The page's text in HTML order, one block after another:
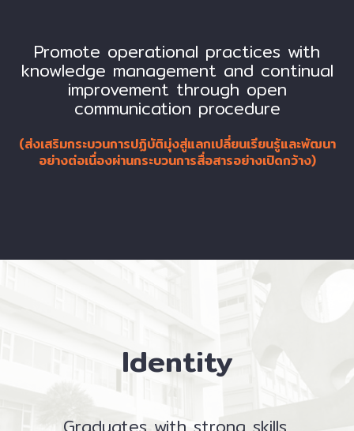
Promote operational practices with
knowledge management and continual
improvement through open
communication procedure
(ส่งเสริมกระบวนการปฏิบัติมุ่งสู่แลกเปลี่ยนเรียนรู้และพัฒนา
อย่างต่อเนื่องผ่านกระบวนการสื่อสารอย่างเปิดกว้าง)
Identity